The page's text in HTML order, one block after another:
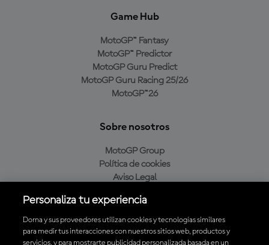
Game Hub
MotoGP™ Fantasy
MotoGP™ Predictor
MotoGP Guru Predict
MotoGP Guru Racing 25/26
MotoGP™26
Sobre nosotros
MotoGP Group
Política de cookies
Aviso Legal
Política de compra
Personaliza tu experiencia
Dorna y sus proveedores utilizan cookies y tecnologías similares
para medir tus interacciones con nuestros sitios web, productos y
servicios, y para mostrarte publicidad personalizada basada en un